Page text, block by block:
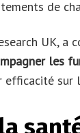
de
UK, a
les
efficacité sur